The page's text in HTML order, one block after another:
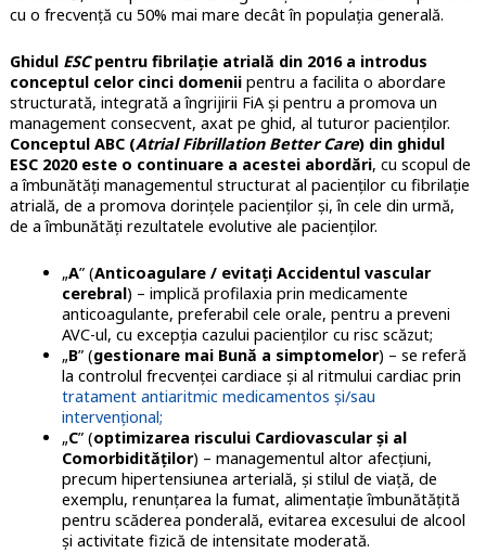
cu o frecvență cu 50% mai mare decât în populația generală.
Ghidul ESCpentru fibrilație atrială din 2016 a introdus
conceptul celor cinci domeniipentru a facilita o abordare
structurată, integrată a îngrijirii FiA și pentru a promova un
management consecvent, axat pe ghid, al tuturor pacienților.
Conceptul ABC (Atrial Fibrillation Better Care) din ghidul
ESC 2020 este o continuare a acestei abordări, cu scopul de
a îmbunătăți managementul structurat al pacienților cu fibrilație
atrială, de a promova dorințele pacienților și, în cele din urmă,
de a îmbunătăți rezultatele evolutive ale pacienților.
„A” (Anticoagulare / evitați Accidentul vascular
cerebral) – implică profilaxia prin medicamente
anticoagulante, preferabil cele orale, pentru a preveni
AVC-ul, cu excepția cazului pacienților cu risc scăzut;
„B” (gestionare mai Bună a simptomelor) – se referă
la controlul frecvenței cardiace și al ritmului cardiac prin
tratament antiaritmic medicamentos și/sau
intervențional;
„C” (optimizarea riscului Cardiovascular și al
Comorbidităților) – managementul altor afecțiuni,
precum hipertensiunea arterială, și stilul de viață, de
exemplu, renunțarea la fumat, alimentație îmbunătățită
pentru scăderea ponderală, evitarea excesului de alcool
și activitate fizică de intensitate moderată.